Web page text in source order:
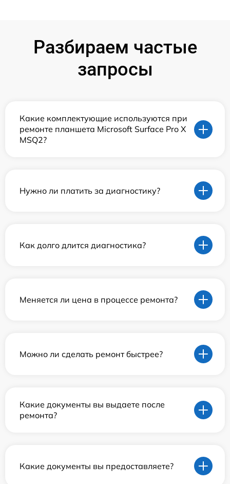
Разбираем частые
запросы
Какие комплектующие используются при
ремонте планшета Microsoft Surface Pro X
MSQ2?
Нужно ли платить за диагностику?
Как долго длится диагностика?
Меняется ли цена в процессе ремонта?
Можно ли сделать ремонт быстрее?
Какие документы вы выдаете после
ремонта?
Какие документы вы предоставляете?